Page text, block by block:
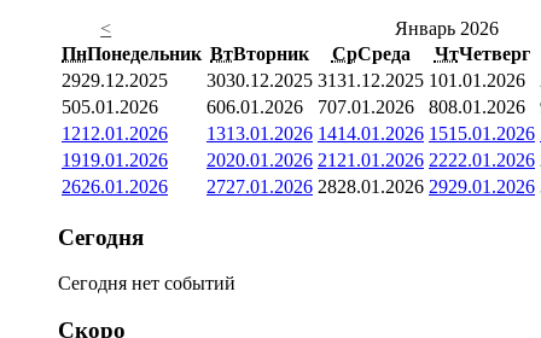
<
Январь 2026
ПнПонедельник ВтВторник СрСреда ЧтЧетверг
2929.12.2025 3030.12.2025 3131.12.2025 101.01.2026
505.01.2026 606.01.2026 707.01.2026 808.01.2026
1212.01.2026 1313.01.2026 1414.01.2026 1515.01.2026
1919.01.2026 2020.01.2026 21 21.01.2026 2222.01.2026
2626.01.2026 2727.01.2026 2828.01.2026 2929.01.2026
Сегодня
Сегодня нет событий
Скоро